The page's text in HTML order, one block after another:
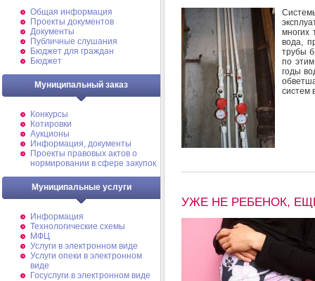
Общая информация
Проекты документов
Документы
Публичные слушания
Бюджет для граждан
Бюджет
Муниципальный заказ
Конкурсы
Котировки
Аукционы
Информация, документы
Проекты правовых актов о
нормировании в сфере закупок
Муниципальные услуги
Информация
Технологические схемы
МФЦ
Услуги в электронном виде
Услуги опеки в электронном
виде
Госуслуги в электронном виде
многих
вода,
трубы
по
годы
систем
УЖЕ НЕ РЕБЕНОК,